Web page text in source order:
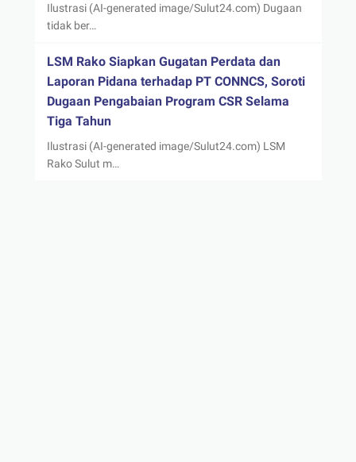
Ilustrasi (AI-generated image/Sulut24.com) Dugaan
tidak ber…
LSM Rako Siapkan Gugatan Perdata dan
Laporan Pidana terhadap PT CONNCS, Soroti
Dugaan Pengabaian Program CSR Selama
Tiga Tahun
Ilustrasi (AI-generated image/Sulut24.com) LSM
Rako Sulut m…